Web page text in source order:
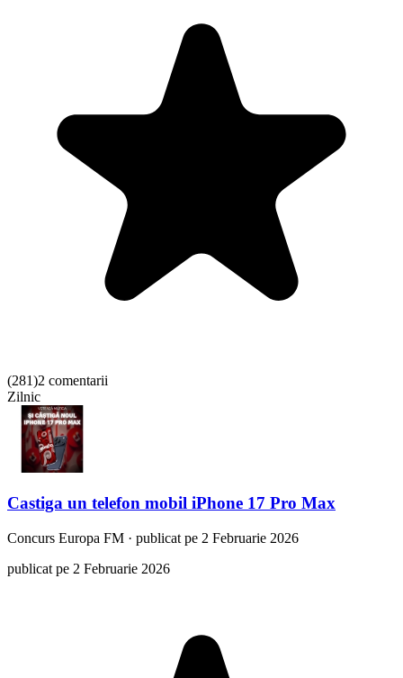
(281)2 comentarii
Zilnic
Castiga un telefon mobil iPhone 17 Pro Max
Concurs Europa FM · publicat pe 2 Februarie 2026
publicat pe 2 Februarie 2026